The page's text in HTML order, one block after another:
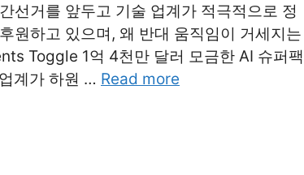
선거를 앞두고 기술 업계가 적극적으로 정
원하고 있으며, 왜 반대 움직임이 거세지는
Toggle 1억 4천만 달러 모금한 AI 슈퍼팩
계가 하원 … Read more